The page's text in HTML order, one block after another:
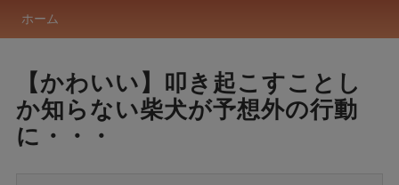
ホーム
【かわいい】叩き起こすことし
か知らない柴犬が予想外の行動
に・・・